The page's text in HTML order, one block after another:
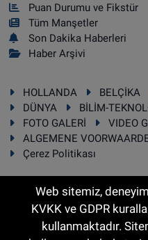
Puan Durumu ve Fikstür
Tüm Manşetler
Son Dakika Haberleri
Haber Arşivi
HOLLANDA BELÇİKA
DÜNYA
BİLİM-
FOTO GALERİ
VIDEO
ALGEMENE
Çerez Politikası
RSS Copyright ©
Web sitemiz,
KVKK ve GDPR
kullanmaktadır.